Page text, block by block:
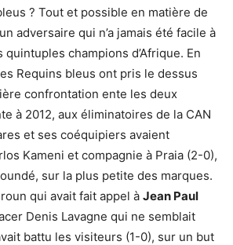
? Tout et possible en matière de
adversaire qui n’a jamais été facile à
champions d’Afrique. En
Requins bleus ont pris le dessus
confrontation ente les deux
à 2012, aux éliminatoires de la CAN
et ses coéquipiers avaient
Kameni et compagnie à Praia (2-0),
sur la plus petite des marques.
qui avait fait appel à Jean Paul
Denis Lavagne qui ne semblait
battu les visiteurs (1-0), sur un but